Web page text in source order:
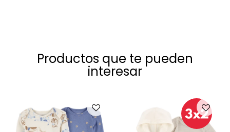
Productos que te pueden
interesar